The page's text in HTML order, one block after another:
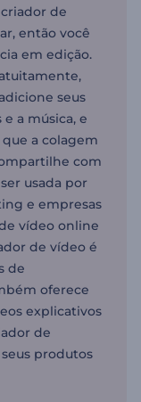
de
então você
em edição.
seus
a música, e
a colagem
com
usada por
e empresas
vídeo online
de vídeo é
de
oferece
explicativos
de
produtos